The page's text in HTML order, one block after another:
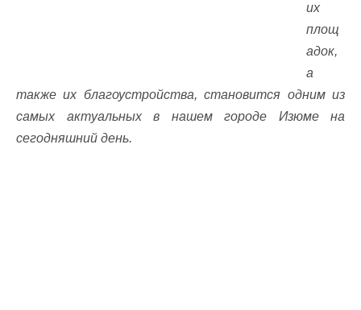
их
площ
адок,
а
также их благоустройства, становится одним из
самых актуальных в нашем городе Изюме на
сегодняшний день.